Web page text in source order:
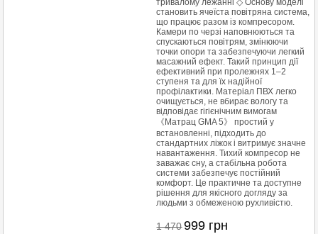
тривалому лежанні ◇ Основу моделі
становить ячеїста повітряна система,
що працює разом із компресором.
Камери по черзі наповнюються та
спускаються повітрям, змінюючи
точки опори та забезпечуючи легкий
масажний ефект. Такий принцип дії
ефективний при пролежнях 1–2
ступеня та для їх надійної
профілактики. Матеріал ПВХ легко
очищується, не вбирає вологу та
відповідає гігієнічним вимогам
《Матрац GMA 5》 простий у
встановленні, підходить до
стандартних ліжок і витримує значне
навантаження. Тихий компресор не
заважає сну, а стабільна робота
системи забезпечує постійний
комфорт. Це практичне та доступне
рішення для якісного догляду за
людьми з обмеженою рухливістю.
1 470999 грн